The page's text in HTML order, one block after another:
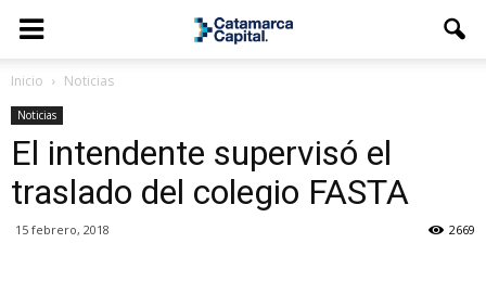
Inicio Noticias
Noticias
El intendente supervisó el
traslado del colegio FASTA
15 febrero, 2018 2669